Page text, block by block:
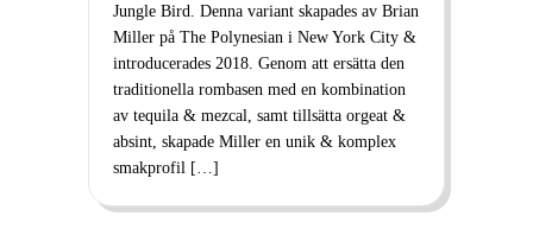
Jungle Bird. Denna variant skapades av Brian
Miller på The Polynesian i New York City &
introducerades 2018. Genom att ersätta den
traditionella rombasen med en kombination
av tequila & mezcal, samt tillsätta orgeat &
absint, skapade Miller en unik & komplex
smakprofil […]